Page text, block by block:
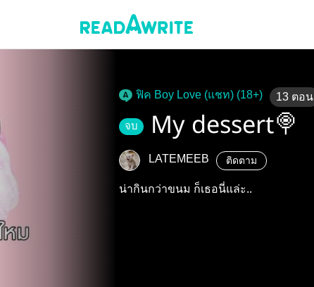
ฟิค Boy Love (แชท) (18+) 13 ตอน
จบ My dessert🍭
LATEMEEB ติดตาม
น่ากินกว่าขนม ก็เธอนี่แล่ะ..